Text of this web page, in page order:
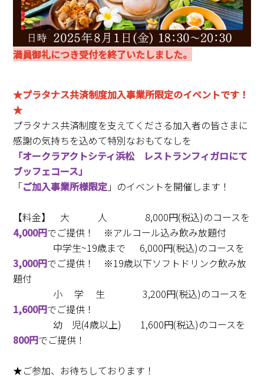
満員御礼につき受付を終了いたしました。
★プラタナス共済制度加入事業所限定のイベントです！
★
プラタナス共済制度を支えてくださる加入者の皆さまに
感謝の気持ちを込めて特別なおもてなしを
「オークラアクトシティ浜松 レストランフィガロにて
ブッフェコース」
「ご加入事業所様限定 」のイベントを開催します！
【料金】 大 人 8,000円(税込)のコースを
4,000円でご提供！ ※アルコール込み飲み放題付
中学生~19歳まで 6,000円(税込)のコースを
3,000円でご提供！ ※19歳以下ソフトドリンク飲み放
題付
小 学 生 3,200円(税込)のコースを
1,600円でご提供！
幼 児(4歳以上) 1,600円(税込)のコースを
800円でご提供！
★ご参加、お待ちしております！